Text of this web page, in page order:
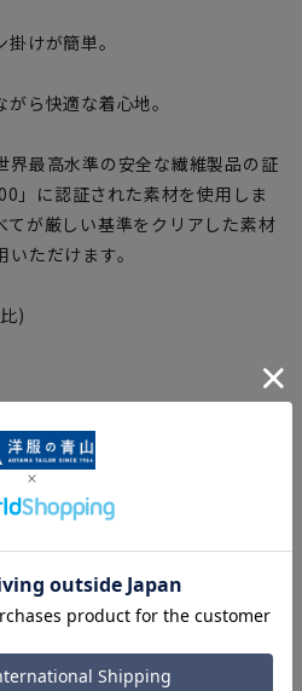
けが簡単。
ら快適な着心地。
界最高水準の安全な繊維製品の証
」に認証された素材を使用しま
てが厳しい基準をクリアした素材
ただけます。
)
ウエスト:81cm 着丈:66cm肩
ウエスト:84cm 着丈:67cm
ウエスト:87cm 着丈:68cm
ウエスト:90cm 着丈:69cm
ウエスト:95cm 着丈:70cm